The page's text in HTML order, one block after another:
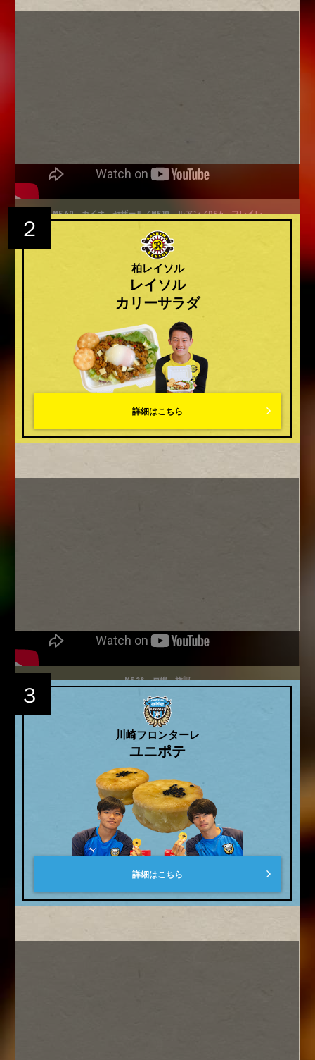
MF 40 カイオ セザール／MF 10 ルアン／DF 4 フレイレ
２
柏レイソル
レイソル
カリーサラダ
詳細はこちら
MF 28 戸嶋 祥郎
３
川崎フロンターレ
ユニポテ
詳細はこちら